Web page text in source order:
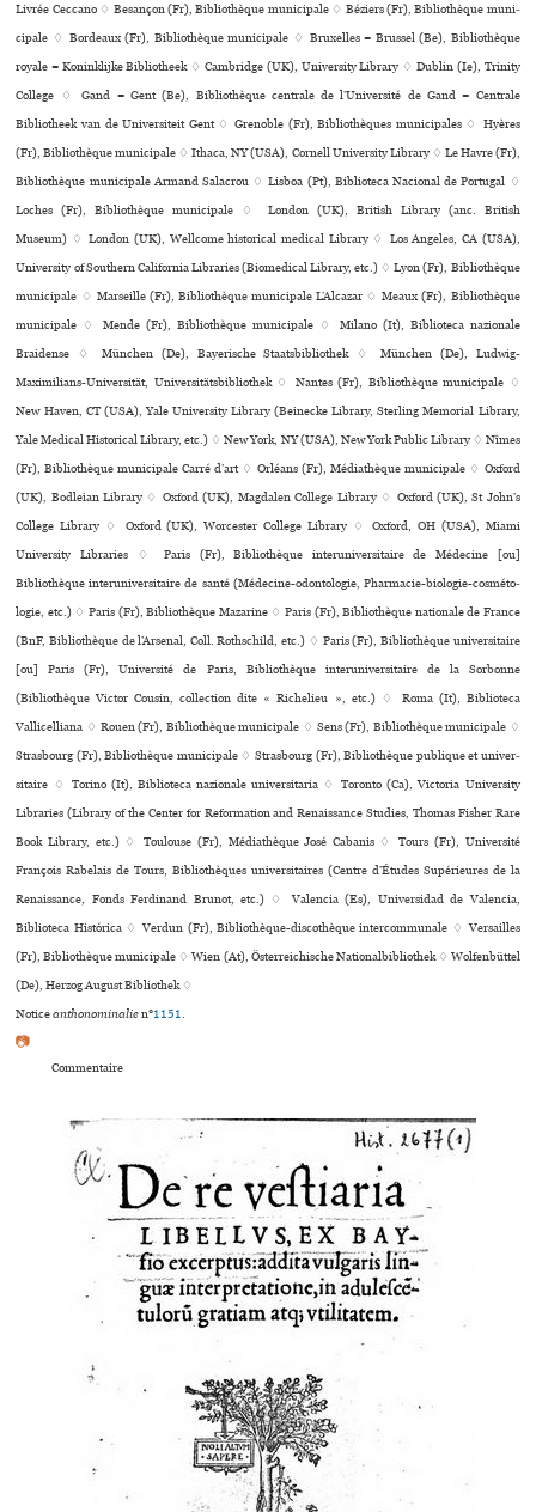
Livrée Ceccano ♢ Besançon (Fr), Bibliothèque muni­ci­pale ♢ Béziers (Fr), Bibliothèque muni­
ci­pale ♢ Bordeaux (Fr), Bibliothèque muni­ci­pale ♢ Bruxelles = Brussel (Be), Bibliothèque
royale = Koninklijke Bibliotheek ♢ Cambridge (UK), University Library ♢ Dublin (Ie), Trinity
College ♢ Gand = Gent (Be), Bibliothèque centrale de l’Université de Gand = Centrale
Bibliotheek van de Universiteit Gent ♢ Grenoble (Fr), Bibliothèques muni­ci­pa­les ♢ Hyères
(Fr), Bibliothèque muni­ci­pale ♢ Ithaca, NY (USA), Cornell University Library ♢ Le Havre (Fr),
Bibliothèque muni­ci­pale Armand Salacrou ♢ Lisboa (Pt), Biblioteca Nacional de Portugal ♢
Loches (Fr), Bibliothèque muni­ci­pale ♢ London (UK), British Library (anc. British
Museum) ♢ London (UK), Wellcome his­to­ri­cal medi­cal Library ♢ Los Angeles, CA (USA),
University of Southern California Libraries (Biomedical Library, etc.) ♢ Lyon (Fr), Bibliothèque
muni­ci­pale ♢ Marseille (Fr), Bibliothèque muni­ci­pale L’Alcazar ♢ Meaux (Fr), Bibliothèque
muni­ci­pale ♢ Mende (Fr), Bibliothèque muni­ci­pale ♢ Milano (It), Biblioteca nazio­nale
Braidense ♢ München (De), Bayerische Staatsbibliothek ♢ München (De), Ludwig-
Maximilians-Universität, Universitätsbibliothek ♢ Nantes (Fr), Bibliothèque muni­ci­pale ♢
New Haven, CT (USA), Yale University Library (Beinecke Library, Sterling Memorial Library,
Yale Medical Historical Library, etc.) ♢ New York, NY (USA), New York Public Library ♢ Nîmes
(Fr), Bibliothèque muni­ci­pale Carré d’art ♢ Orléans (Fr), Médiathèque muni­ci­pale ♢ Oxford
(UK), Bodleian Library ♢ Oxford (UK), Magdalen College Library ♢ Oxford (UK), St John’s
College Library ♢ Oxford (UK), Worcester College Library ♢ Oxford, OH (USA), Miami
University Libraries ♢ Paris (Fr), Bibliothèque inte­ru­ni­ver­si­taire de Médecine [ou]
Bibliothèque inte­ru­ni­ver­si­taire de santé (Médecine-odon­to­lo­gie, Pharmacie-bio­lo­gie-cos­mé­to­
lo­gie, etc.) ♢ Paris (Fr), Bibliothèque Mazarine ♢ Paris (Fr), Bibliothèque nationale de France
(BnF, Bibliothèque de l’Arsenal, Coll. Rothschild, etc.) ♢ Paris (Fr), Bibliothèque uni­ver­si­taire
[ou] Paris (Fr), Université de Paris, Bibliothèque inte­ru­ni­ver­si­taire de la Sorbonne
(Bibliothèque Victor Cousin, collection dite « Richelieu », etc.) ♢ Roma (It), Biblioteca
Vallicelliana ♢ Rouen (Fr), Bibliothèque muni­ci­pale ♢ Sens (Fr), Bibliothèque muni­ci­pale ♢
Strasbourg (Fr), Bibliothèque muni­ci­pale ♢ Strasbourg (Fr), Bibliothèque publi­que et uni­ver­
si­taire ♢ Torino (It), Biblioteca nazio­nale uni­ver­si­ta­ria ♢ Toronto (Ca), Victoria University
Libraries (Library of the Center for Reformation and Renaissance Studies, Thomas Fisher Rare
Book Library, etc.) ♢ Toulouse (Fr), Médiathèque José Cabanis ♢ Tours (Fr), Université
François Rabelais de Tours, Bibliothèques uni­ver­si­tai­res (Centre d’Études Supérieures de la
Renaissance, Fonds Ferdinand Brunot, etc.) ♢ Valencia (Es), Universidad de Valencia,
Biblioteca Histórica ♢ Verdun (Fr), Bibliothèque-dis­co­thè­que inter­com­mu­nale ♢ Versailles
(Fr), Bibliothèque muni­ci­pale ♢ Wien (At), Österreichische Nationalbibliothek ♢ Wolfenbüttel
(De), Herzog August Bibliothek ♢
Noticeanthonominalien°1151.
📷
Commentaire